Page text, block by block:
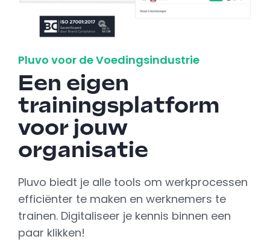
Pluvo voor de Voedingsindustrie
Een eigen
trainingsplatform
voor jouw
organisatie
Pluvo biedt je alle tools om werkprocessen
efficiënter te maken en werknemers te
trainen. Digitaliseer je kennis binnen een
paar klikken!